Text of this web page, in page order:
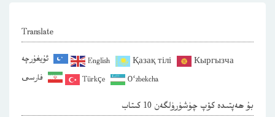
Translate
ئۇيغۇرچە English Қазақ тілі
Кыргызча
فارسی
Türkçe O‘zbekcha
بۇ ھەپتىدە كۆپ چۈشۈرۈلگەن 10 كىتاب